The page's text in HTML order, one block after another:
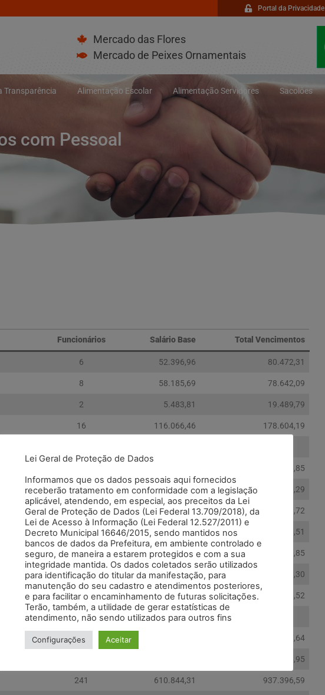
Portal da Privacidade
Mercado das Flores
Mercado de Peixes Ornamentais
Transparência Alimentação Escolar Alimentação Servidores Sacolões
com Pessoal
Funcionários Salário Base Total Vencimentos
6 52.396,96 80.472,31
8 58.185,69 78.642,09
2 5.483,81 19.489,79
16 116.066,46 178.604,19
58.326,85
11 37.383,60 66.470,29
3 11.482,01 26.433,72
4 24.993,74 41.938,51
19 59.980,13 145.739,85
9 34.244,25 82.359,30
52 189.342,57 421.268,52
183 687.707,64
249.688,95
241 610.844,31 937.396,59
Lei Geral de Proteção de Dados
Informamos que os dados pessoais aqui fornecidos
receberão tratamento em conformidade com a legislação
aplicável, atendendo, em especial, aos preceitos da Lei
Geral de Proteção de Dados (Lei Federal 13.709/2018), da
Lei de Acesso à Informação (Lei Federal 12.527/2011) e
Decreto Municipal 16646/2015, sendo mantidos nos
bancos de dados da Prefeitura, em ambiente controlado e
seguro, de maneira a estarem protegidos e com a sua
integridade mantida. Os dados coletados serão utilizados
para identificação do titular da manifestação, para
manutenção do seu cadastro e atendimentos posteriores,
e para facilitar o encaminhamento de futuras solicitações.
Terão, também, a utilidade de gerar estatísticas de
atendimento, não sendo utilizados para outros fins
Configurações Aceitar